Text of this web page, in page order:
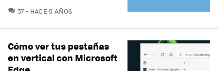
37COMENTARIOS
HACE 5 AÑOS
Cómo ver tus pestañas
en vertical con Microsoft